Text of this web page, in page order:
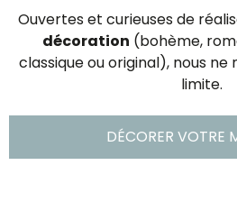
Ouvertes et curieuses de
décoration (bohème,
classique ou original), nous
limite.
DÉCORER VOTRE